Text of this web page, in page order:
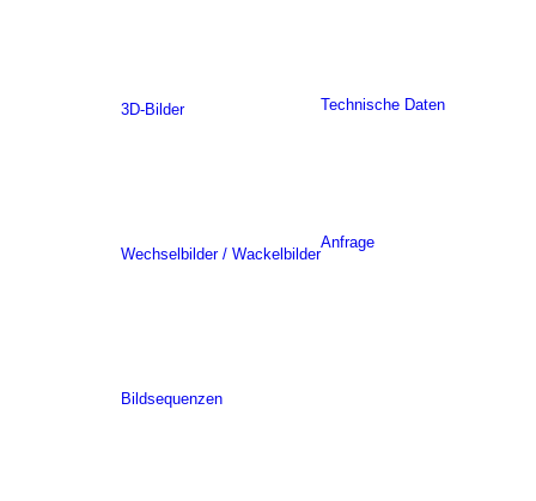
3D-Bilder
Wechselbilder / Wackelbilder
Bildsequenzen
Technische Daten
Anfrage